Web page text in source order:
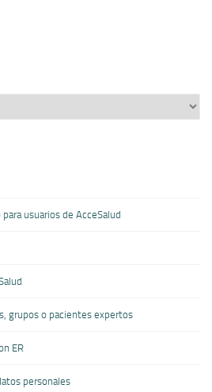
usuarios de AcceSalud
grupos o pacientes expertos
ER
personales